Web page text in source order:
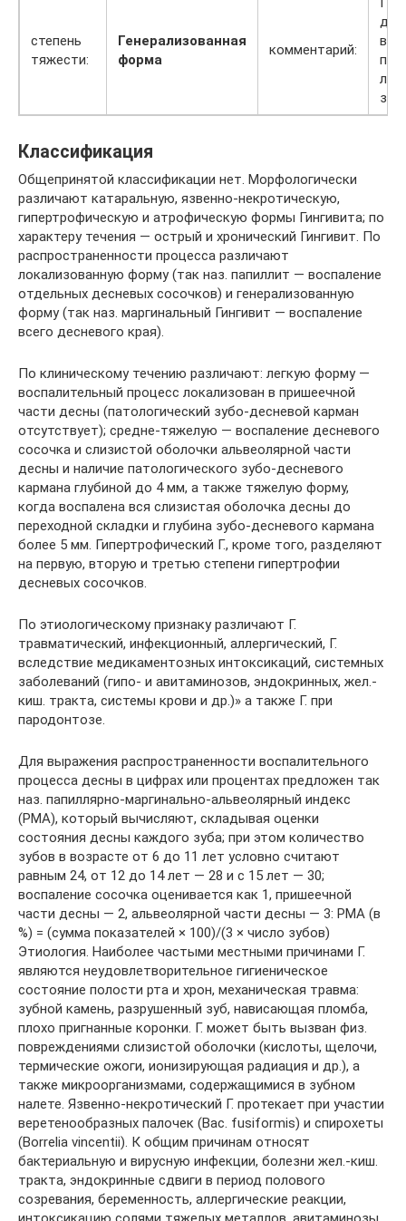
степень
тяжести:
Генерализованная
форма
комментарий:
при
Классификация
Общепринятой классификации нет. Морфологически
различают катаральную, язвенно-некротическую,
гипертрофическую и атрофическую формы Гингивита; по
характеру течения — острый и хронический Гингивит. По
распространенности процесса различают
локализованную форму (так наз. папиллит — воспаление
отдельных десневых сосочков) и генерализованную
форму (так наз. маргинальный Гингивит — воспаление
всего десневого края).
По клиническому течению различают: легкую форму —
воспалительный процесс локализован в пришеечной
части десны (патологический зубо-десневой карман
отсутствует); средне-тяжелую — воспаление десневого
сосочка и слизистой оболочки альвеолярной части
десны и наличие патологического зубо-десневого
кармана глубиной до 4 мм, а также тяжелую форму,
когда воспалена вся слизистая оболочка десны до
переходной складки и глубина зубо-десневого кармана
более 5 мм. Гипертрофический Г., кроме того, разделяют
на первую, вторую и третью степени гипертрофии
десневых сосочков.
По этиологическому признаку различают Г.
травматический, инфекционный, аллергический, Г.
вследствие медикаментозных интоксикаций, системных
заболеваний (гипо- и авитаминозов, эндокринных, жел.-
киш. тракта, системы крови и др.)» а также Г. при
пародонтозе.
Для выражения распространенности воспалительного
процесса десны в цифрах или процентах предложен так
наз. папиллярно-маргинально-альвеолярный индекс
(PMA), который вычисляют, складывая оценки
состояния десны каждого зуба; при этом количество
зубов в возрасте от 6 до 11 лет условно считают
равным 24, от 12 до 14 лет — 28 и с 15 лет — 30;
воспаление сосочка оценивается как 1, пришеечной
части десны — 2, альвеолярной части десны — 3: РМА (в
%) = (сумма показателей × 100)/(3 × число зубов)
Этиология. Наиболее частыми местными причинами Г.
являются неудовлетворительное гигиеническое
состояние полости рта и хрон, механическая травма:
зубной камень, разрушенный зуб, нависающая пломба,
плохо пригнанные коронки. Г. может быть вызван физ.
повреждениями слизистой оболочки (кислоты, щелочи,
термические ожоги, ионизирующая радиация и др.), а
также микроорганизмами, содержащимися в зубном
налете. Язвенно-некротический Г. протекает при участии
веретенообразных палочек (Вас. fusiformis) и спирохеты
(Borrelia vincentii). К общим причинам относят
бактериальную и вирусную инфекции, болезни жел.-киш.
тракта, эндокринные сдвиги в период полового
созревания, беременность, аллергические реакции,